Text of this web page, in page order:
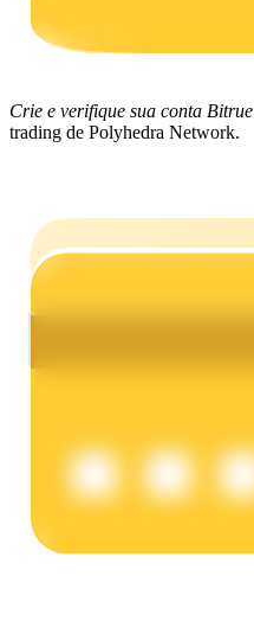
Ganhar
Estacamento
Crie e verifique sua conta Bitrue
trading de Polyhedra Network.